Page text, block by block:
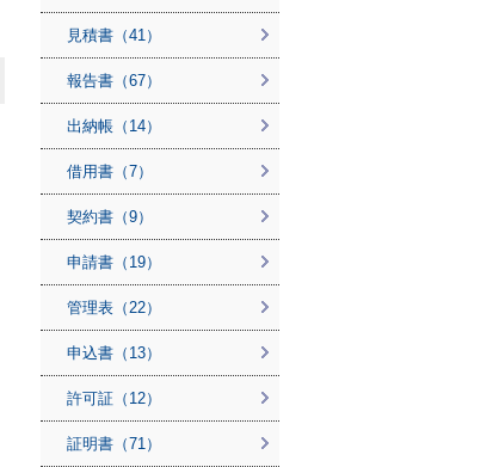
見積書（41）
報告書（67）
出納帳（14）
借用書（7）
契約書（9）
申請書（19）
管理表（22）
申込書（13）
許可証（12）
証明書（71）